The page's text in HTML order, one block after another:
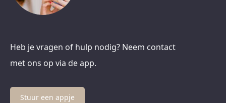
Heb je vragen of hulp nodig? Neem contact
met ons op via de app.
Stuur een appje